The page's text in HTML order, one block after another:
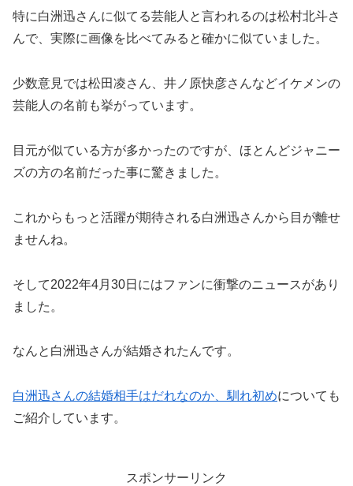
特に白洲迅さんに似てる芸能人と言われるのは松村北斗さ
んで、実際に画像を比べてみると確かに似ていました。
少数意見では松田凌さん、井ノ原快彦さんなどイケメンの
芸能人の名前も挙がっています。
目元が似ている方が多かったのですが、ほとんどジャニー
ズの方の名前だった事に驚きました。
これからもっと活躍が期待される白洲迅さんから目が離せ
ませんね。
そして2022年4月30日にはファンに衝撃のニュースがあり
ました。
なんと白洲迅さんが結婚されたんです。
白洲迅さんの結婚相手はだれなのか、馴れ初めについても
ご紹介しています。
スポンサーリンク